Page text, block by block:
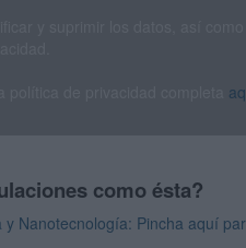
como ésta?
Nanotecnología: Pincha aquí